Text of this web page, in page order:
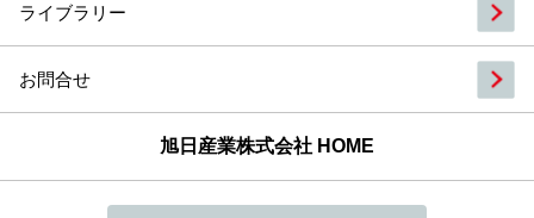
ライブラリー
お問合せ
旭日産業株式会社 HOME